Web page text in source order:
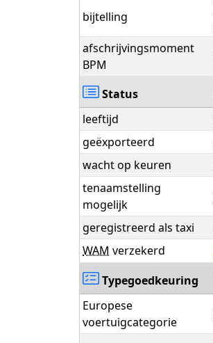
bijtelling
afschrijvingsmoment
BPM
Status
leeftijd
geëxporteerd
wacht op keuren
tenaamstelling
mogelijk
geregistreerd als taxi
WAM verzekerd
Typegoedkeuring
Europese
voertuigcategorie